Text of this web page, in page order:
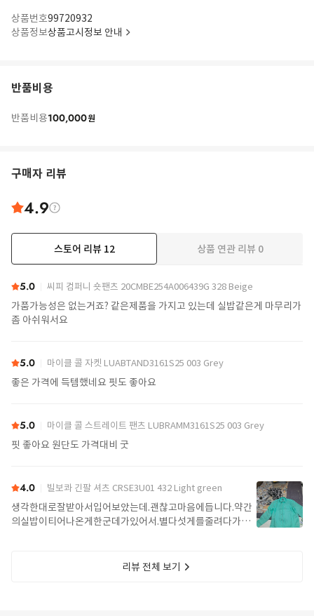
상품번호99720932
상품정보상품고시정보 안내
반품비용
반품비용100,000원
구매자 리뷰
4.9
스토어 리뷰 12 상품 연관 리뷰 0
5.0 씨피 컴퍼니 숏팬츠 20CMBE254A006439G 328 Beige
가품가능성은 없는거죠? 같은제품을 가지고 있는데 실밥같은게 마무리가
좀 아쉬워서요
5.0 마이클 콜 자켓 LUABTAND3161S25 003 Grey
좋은 가격에 득템했네요 핏도 좋아요
5.0 마이클 콜 스트레이트 팬츠 LUBRAMM3161S25 003 Grey
핏 좋아요 원단도 가격대비 굿
4.0 빌보콰 긴팔 셔츠 CRSE3U01 432 Light green
생각한대로잘받아서입어보았는데.괜찮고마음에듭니다.약간
의실밥이티어나온게한군데가있어서.별다섯게를줄려다가내
리뷰 전체 보기